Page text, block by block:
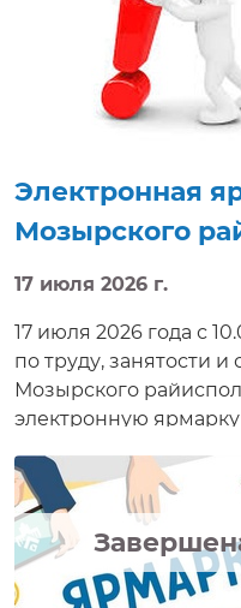
Электронная
Мозырского
17 июля 2026 г.
17 июля 2026 года с
по труду, занятости
Мозырского
электронную
вакансиями,
условиями труда, а
вопросы, направить
электронную
собеседование в